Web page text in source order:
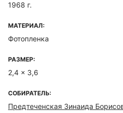
1968 г.
МАТЕРИАЛ:
Фотопленка
РАЗМЕР:
2,4 x 3,6
СОБИРАТЕЛЬ:
Предтеченская Зинаида